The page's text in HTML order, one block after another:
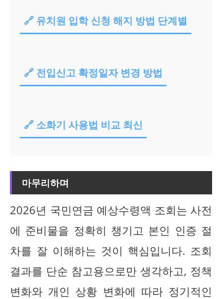
🔗 유치원 입학 신청 해지 방법 단계별
🔗 전입신고 확정일자 변경 방법
🔗 소화기 사용법 비교 최신
마무리하며
2026년 국민연금 예상수령액 조회는 사전
에 준비물을 정확히 챙기고 본인 인증 절
차를 잘 이해하는 것이 핵심입니다. 조회
결과를 단순 참고용으로만 생각하고, 정책
변화와 개인 상황 변화에 따라 정기적인